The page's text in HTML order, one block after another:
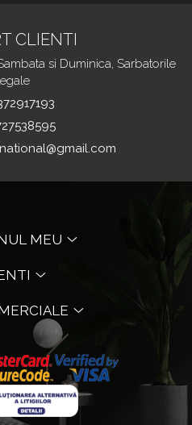
CLIENTI
si Duminica, Sarbatorile
MEU